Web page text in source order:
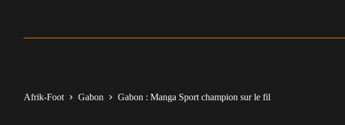
Afrik-Foot Gabon Gabon : Manga Sport champion sur le fil